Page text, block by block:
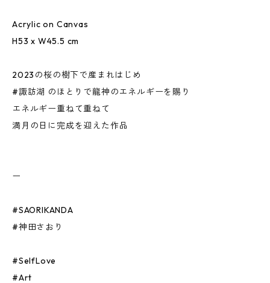
Acrylic on Canvas
H53 x W45.5 cm
2023の桜の樹下で産まれはじめ
#諏訪湖 のほとりで龍神のエネルギーを賜り
エネルギー重ねて重ねて
満月の日に完成を迎えた作品
ー
#SAORIKANDA
#神田さおり
#SelfLove
#Art